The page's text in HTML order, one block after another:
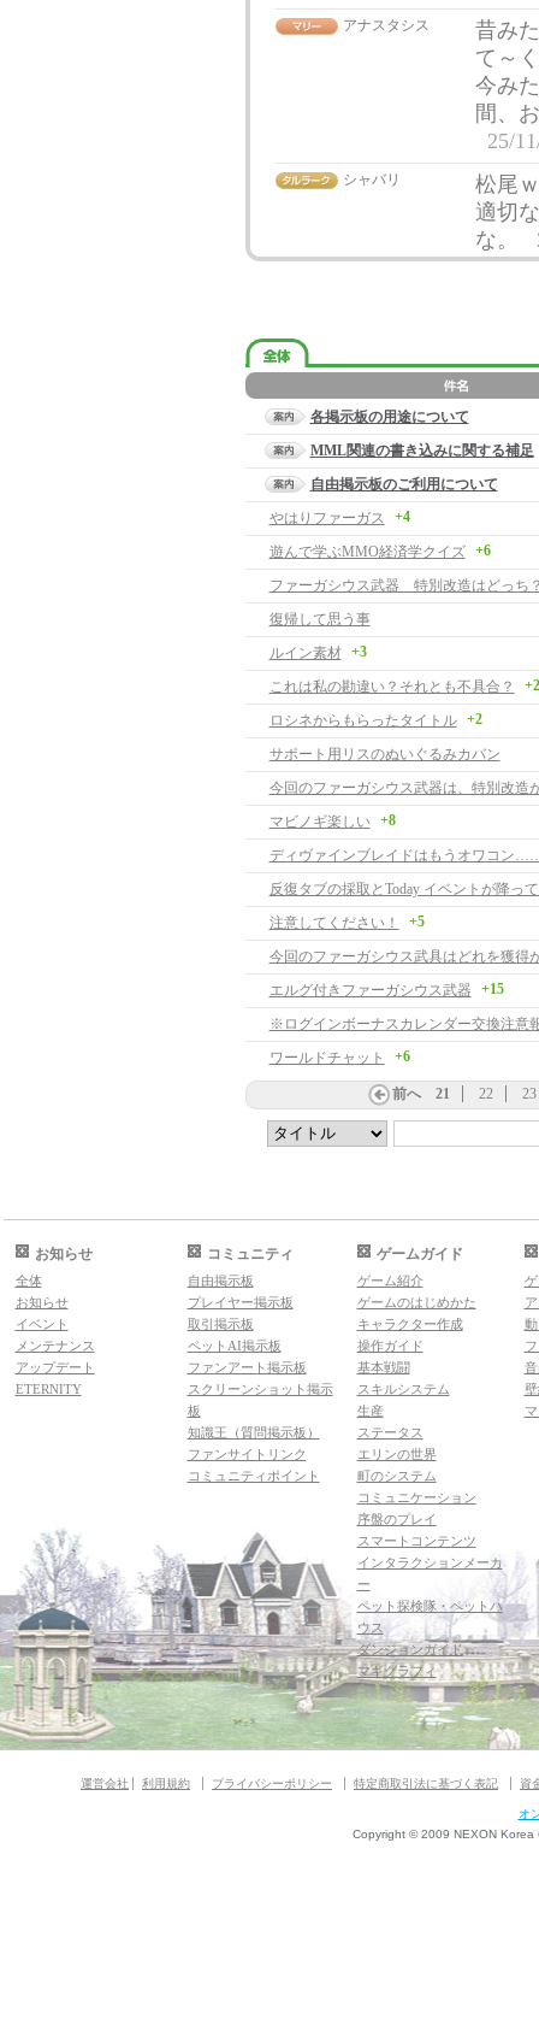
アナスタシス
昔み
て～
今み
間、
25/
シャバリ
松尾
適切
な。
各掲示板の用途について
MML関連の書き込みに関する補足
自由掲示板のご利用について
やはりファーガス
+4
遊んで学ぶMMO経済学クイズ +6
ファーガシウス武器 特別改造はどっち
復帰して思う事
ルイン素材
+3
これは私の勘違い？それとも不具合？ +2
ロシネからもらったタイトル +2
サポート用リスのぬいぐるみカバン
今回のファーガシウス武器は、特別改造
マビノギ楽しい
+8
ディヴァインブレイドはもうオワコン
反復タブの採取とToday イベントが降っ
注意してください！
+5
今回のファーガシウス武具はどれを獲得
エルグ付きファーガシウス武器
+15
※ログインボーナスカレンダー交換注意
ワールドチャット
+6
前へ 21 22 23
お知らせ
全体
お知らせ
イベント
メンテナンス
アップデート
ETERNITY
コミュニティ
自由掲示板
プレイヤー掲示板
取引掲示板
ペットAI掲示板
ファンアート掲示板
スクリーンショット掲示
板
知識王（質問掲示板）
ファンサイトリンク
コミュニティポイント
ゲームガイド
ゲーム紹介
ゲームのはじめかた
キャラクター作成
操作ガイド
基本戦闘
スキルシステム
生産
ステータス
エリンの世界
町のシステム
コミュニケーション
序盤のプレイ
スマートコンテンツ
インタラクションメーカ
ー
ペット探検隊・ペットハ
ウス
ダンジョンガイド
マギグラフィ
運営会社 利用規約 プライバシーポリシー 特定商取引法に基づく表記 資
オ
Copyright © 2009 NEXON Korea